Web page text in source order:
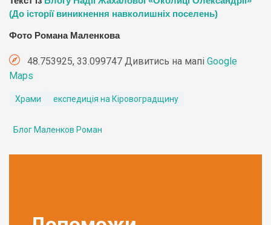
(До історії виникнення навколишніх поселень)
Фото Романа Маленкова
48.753925, 33.099747 Дивитись на мапі Google
Maps
Храми експедиція на Кіровоградщину
Блог Маленков Роман